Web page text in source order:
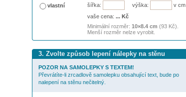
vlastní šířka: výška:
v cm
vaše cena: ... Kč
Minimální rozměr: 10×8.4 cm (93 Kč).
Menší rozměr nelze vyrobit.
3. Zvolte způsob lepení nálepky na stěnu
POZOR NA SAMOLEPKY S TEXTEM!
Převrátíte-li zrcadlově samolepku obsahující text, bude po
nalepení na stěnu nečitelný.